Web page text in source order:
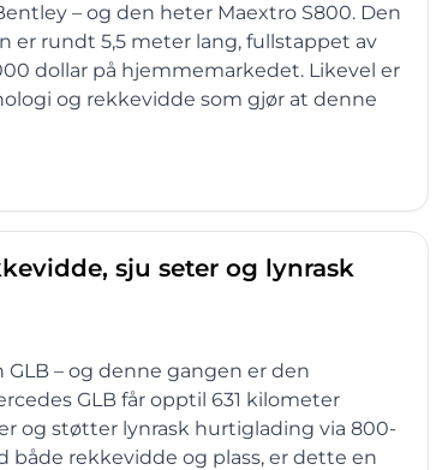
– og den heter Maextro S800. Den
er rundt 5,5 meter lang, fullstappet av
dollar på hjemmemarkedet. Likevel er
og rekkevidde som gjør at denne
sju seter og lynrask
– og denne gangen er den
GLB får opptil 631 kilometer
og støtter lynrask hurtiglading via 800-
både rekkevidde og plass, er dette en